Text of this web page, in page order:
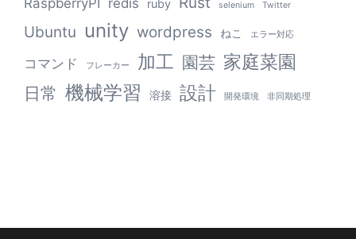
RaspberryPI redis ruby selenium Twitter
Ubuntu unity wordpress ねこ エラー対応
コマンド フレーカー 加工 園芸 家庭菜園
日常 機械学習 溶接 設計 開発環境 非同期処理